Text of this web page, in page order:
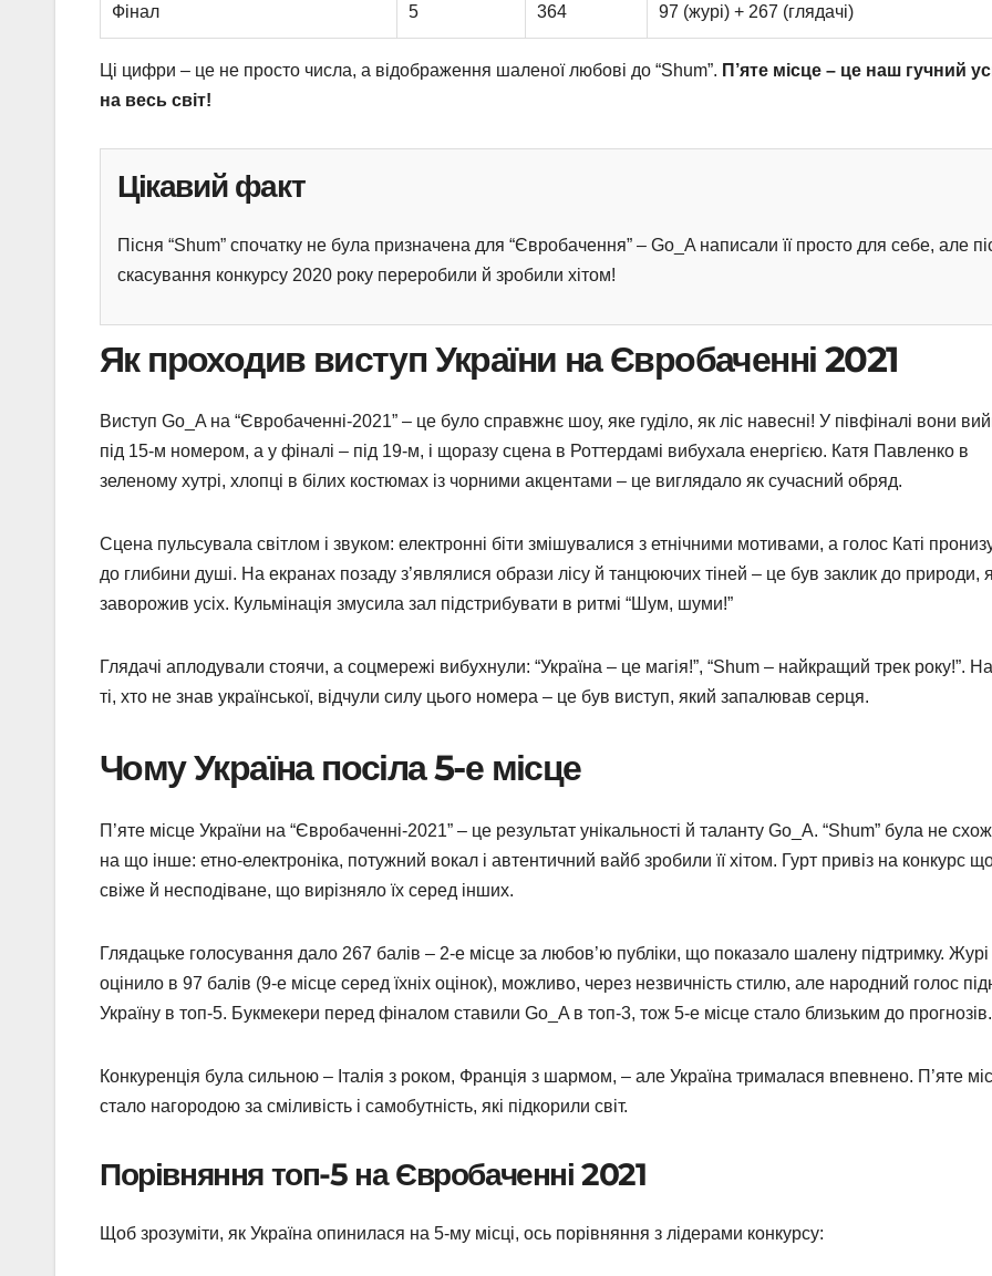
Фінал 5 364 97 (журі) + 267 (глядачі)
Ці цифри – це не просто числа, а відображення шаленої любові до “Shum”. П’яте місце – це наш гучний
на весь світ!
Цікавий факт
Пісня “Shum” спочатку не була призначена для “Євробачення” – Go_A написали її просто для себе, але
скасування конкурсу 2020 року переробили й зробили хітом!
Як проходив виступ України на Євробаченні 2021
Виступ Go_A на “Євробаченні-2021” – це було справжнє шоу, яке гуділо, як ліс навесні! У півфіналі вони
під 15-м номером, а у фіналі – під 19-м, і щоразу сцена в Роттердамі вибухала енергією. Катя Павленко в
зеленому хутрі, хлопці в білих костюмах із чорними акцентами – це виглядало як сучасний обряд.
Сцена пульсувала світлом і звуком: електронні біти змішувалися з етнічними мотивами, а голос Каті
до глибини душі. На екранах позаду з’являлися образи лісу й танцюючих тіней – це був заклик до природи,
заворожив усіх. Кульмінація змусила зал підстрибувати в ритмі “Шум, шуми!”
Глядачі аплодували стоячи, а соцмережі вибухнули: “Україна – це магія!”, “Shum – найкращий трек року!”.
ті, хто не знав української, відчули силу цього номера – це був виступ, який запалював серця.
Чому Україна посіла 5-е місце
П’яте місце України на “Євробаченні-2021” – це результат унікальності й таланту Go_A. “Shum” була не
на що інше: етно-електроніка, потужний вокал і автентичний вайб зробили її хітом. Гурт привіз на конкурс
свіже й несподіване, що вирізняло їх серед інших.
Глядацьке голосування дало 267 балів – 2-е місце за любов’ю публіки, що показало шалену підтримку. Журі
оцінило в 97 балів (9-е місце серед їхніх оцінок), можливо, через незвичність стилю, але народний голос
Україну в топ-5. Букмекери перед фіналом ставили Go_A в топ-3, тож 5-е місце стало близьким до прогнозів.
Конкуренція була сильною – Італія з роком, Франція з шармом, – але Україна трималася впевнено. П’яте
стало нагородою за сміливість і самобутність, які підкорили світ.
Порівняння топ-5 на Євробаченні 2021
Щоб зрозуміти, як Україна опинилася на 5-му місці, ось порівняння з лідерами конкурсу: